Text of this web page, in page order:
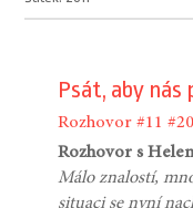
Psát, aby nás
Rozhovor #11
Rozhovor s
Málo znalostí,
situaci se nyní